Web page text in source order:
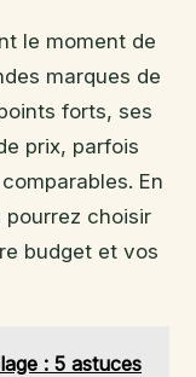
le moment de
marques de
forts, ses
prix, parfois
En
pourrez choisir
budget et vos
: 5 astuces